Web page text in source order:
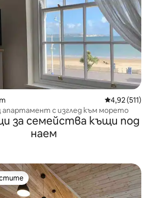
Средна
4,92 (511)
с изглед към морето
за семейства къщи под
наем
избор на гостите